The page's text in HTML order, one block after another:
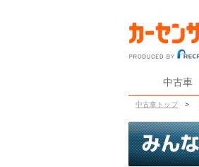
中古車
中古車トップ >